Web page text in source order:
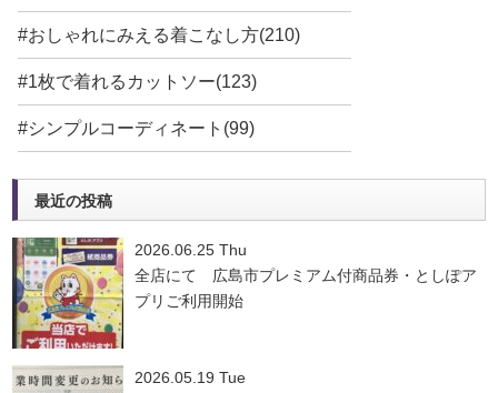
#おしゃれにみえる着こなし方(210)
#1枚で着れるカットソー(123)
#シンプルコーディネート(99)
最近の投稿
2026.06.25 Thu
全店にて 広島市プレミアム付商品券・としぽア
プリご利用開始
2026.05.19 Tue